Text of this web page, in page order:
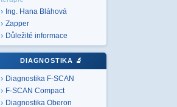
Ing. Hana Bláhová
Zapper
Důležité informace
DIAGNOSTIKA 🔬
Diagnostika F-SCAN
F-SCAN Compact
Diagnostika Oberon